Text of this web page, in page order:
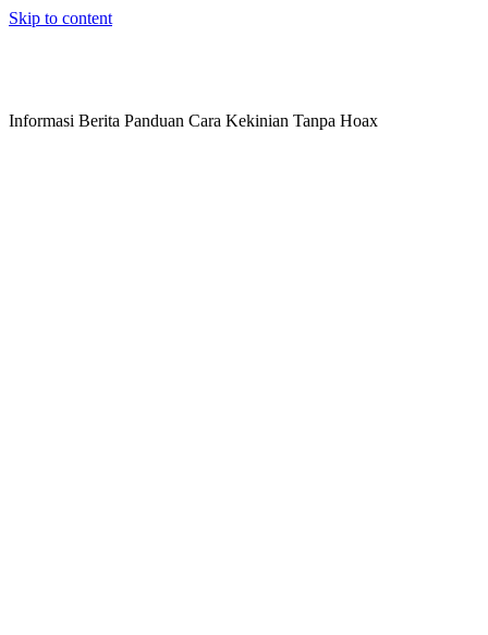
Skip to content
Informasi Berita Panduan Cara Kekinian Tanpa Hoax